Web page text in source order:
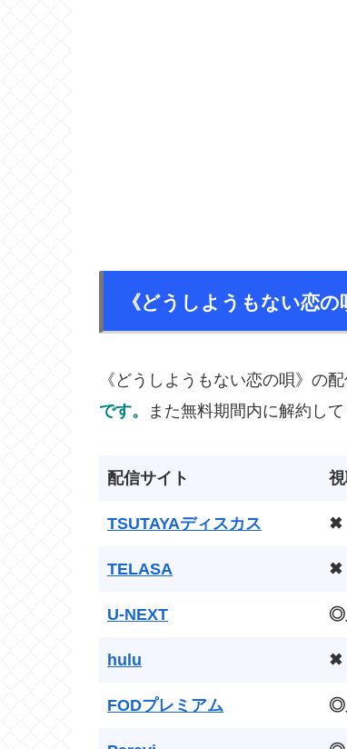
《どうしようもない恋
《どうしようもない恋の唄》の配
です。
また無料期間内に解約し
配信サイト
TSUTAYAディスカス ✖
TELASA ✖
U-NEXT ◎
hulu ✖
FODプレミアム ◎